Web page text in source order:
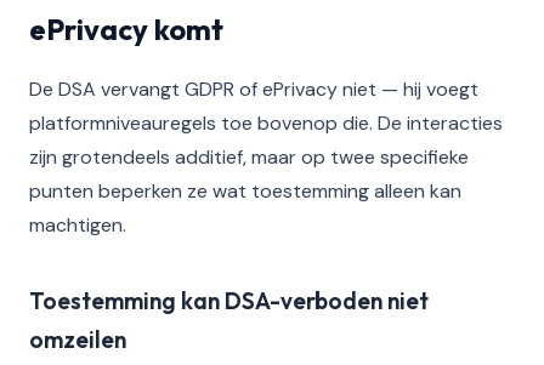
ePrivacy komt
De DSA vervangt GDPR of ePrivacy niet — hij voegt
platformniveauregels toe bovenop die. De interacties
zijn grotendeels additief, maar op twee specifieke
punten beperken ze wat toestemming alleen kan
machtigen.
Toestemming kan DSA-verboden niet
omzeilen